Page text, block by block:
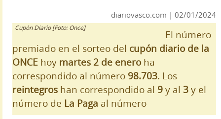
diariovasco.com | 02/01/2024
Cupón Diario [Foto: Once]
El número
premiado en el sorteo del cupón diario de la
ONCE hoy martes 2 de eneroha
correspondido al número 98.703. Los
reintegros han correspondido al 9y al 3y el
número de La Paga al número